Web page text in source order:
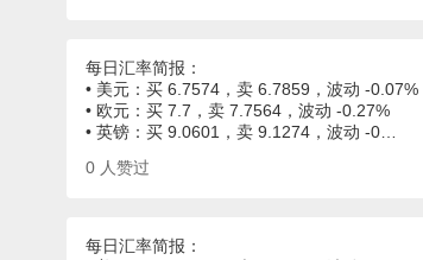
每日汇率简报：
• 美元：买 6.7574，卖 6.7859，波动 -0.07%
• 欧元：买 7.7，卖 7.7564，波动 -0.27%
• 英镑：买 9.0601，卖 9.1274，波动 -0…
0 人赞过
每日汇率简报：